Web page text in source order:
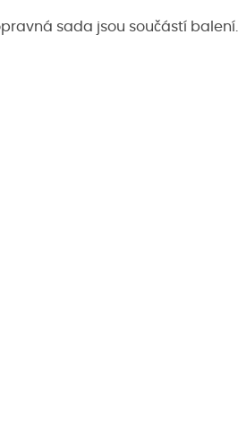
sada jsou součástí balení.